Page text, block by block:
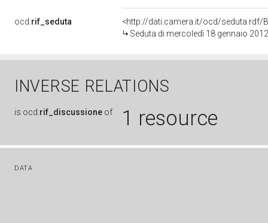
ocd:rif_seduta
<http://dati.camera.it/ocd/seduta.rdf/
Seduta di mercoledì 18 gennaio 2012
INVERSE RELATIONS
is ocd:rif_discussione of 1 resource
DATA